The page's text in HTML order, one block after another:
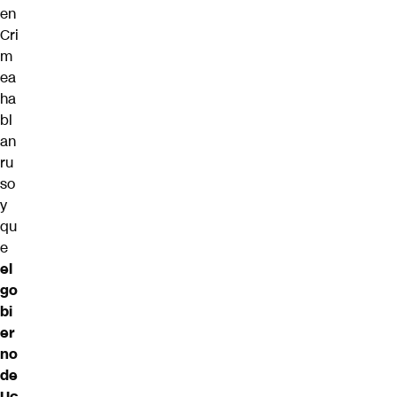
en
Cri
m
ea
ha
bl
an
ru
so
y
qu
e
el
go
bi
er
no
de